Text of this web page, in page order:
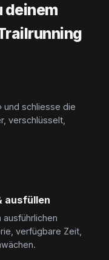
deinem
und schliesse die
verschlüsselt,
ausfüllen
ausführlichen
verfügbare Zeit,